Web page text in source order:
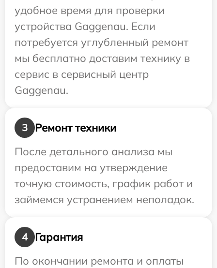
удобное время для проверки
устройства Gaggenau. Если
потребуется углубленный ремонт
мы бесплатно доставим технику в
сервис в сервисный центр
Gaggenau.
3
Ремонт техники
После детального анализа мы
предоставим на утверждение
точную стоимость, график работ и
займемся устранением неполадок.
4
Гарантия
По окончании ремонта и оплаты